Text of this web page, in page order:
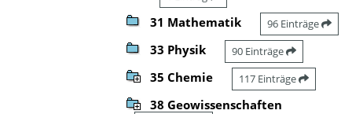
31 Mathematik 96 Einträge
33 Physik 90 Einträge
35 Chemie 117 Einträge
38 Geowissenschaften